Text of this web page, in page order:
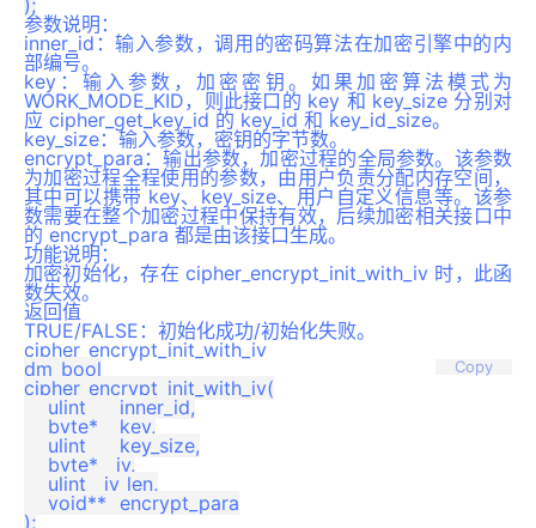
参数说明：
inner_id：输入参数，调用的密码算法在加密引擎中的内
部编号。
key：输入参数，加密密钥。如果加密算法模式为
WORK_MODE_KID，则此接口的 key 和 key_size 分别对
应 cipher_get_key_id 的 key_id 和 key_id_size。
key_size：输入参数，密钥的字节数。
encrypt_para：输出参数，加密过程的全局参数。该参数
为加密过程全程使用的参数，由用户负责分配内存空间，
其中可以携带 key、key_size、用户自定义信息等。该参
数需要在整个加密过程中保持有效，后续加密相关接口中
的 encrypt_para 都是由该接口生成。
功能说明：
加密初始化，存在 cipher_encrypt_init_with_iv 时，此函
数失效。
返回值
TRUE/FALSE：初始化成功/初始化失败。
cipher_encrypt_init_with_iv
Copy
dm_bool
cipher_encrypt_init_with_iv(
    ulint	inner_id,
    byte*	key,
    ulint	key_size,
    byte*   iv,
    ulint   iv_len,
    void**	encrypt_para